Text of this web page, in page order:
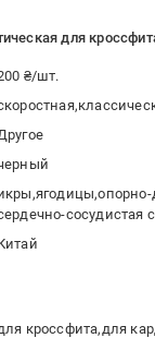
для
₴/шт.
ягодицы опорно-
сосудистая
кроссфита для